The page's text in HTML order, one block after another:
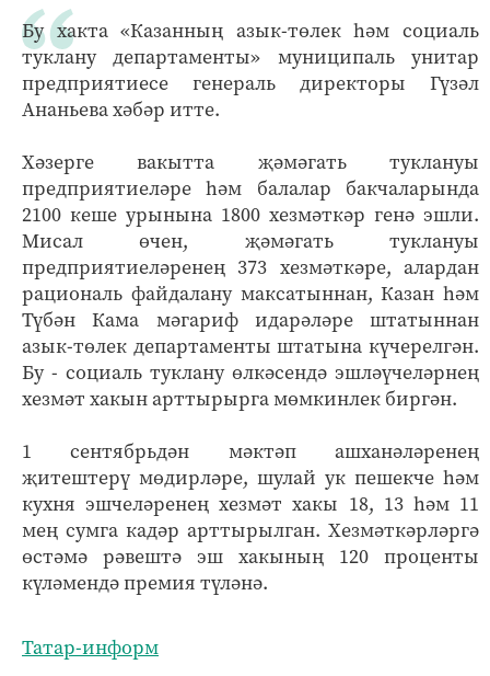
Бу хакта «Казанның азык-төлек һәм социаль
туклану департаменты» муниципаль унитар
предприятиесе генераль директоры Гүзәл
Ананьева хәбәр итте.
Хәзерге вакытта җәмәгать туклануы
предприятиеләре һәм балалар бакчаларында
2100 кеше урынына 1800 хезмәткәр генә эшли.
Мисал өчен, җәмәгать туклануы
предприятиеләренең 373 хезмәткәре, алардан
рациональ файдалану максатыннан, Казан һәм
Түбән Кама мәгариф идарәләре штатыннан
азык-төлек департаменты штатына күчерелгән.
Бу - социаль туклану өлкәсендә эшләүчеләрнең
хезмәт хакын арттырырга мөмкинлек биргән.
1 сентябрьдән мәктәп ашханәләренең
җитештерү мөдирләре, шулай ук пешекче һәм
кухня эшчеләренең хезмәт хакы 18, 13 һәм 11
мең сумга кадәр арттырылган. Хезмәткәрләргә
өстәмә рәвештә эш хакының 120 проценты
күләмендә премия түләнә.
Татар-информ